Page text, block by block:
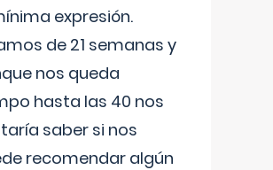
expresión.
de 21 semanas y
nos queda
hasta las 40 nos
saber si nos
recomendar algún